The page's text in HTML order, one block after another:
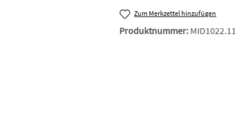
Zum Merkzettel hinzufügen
Produktnummer: MID1022.11